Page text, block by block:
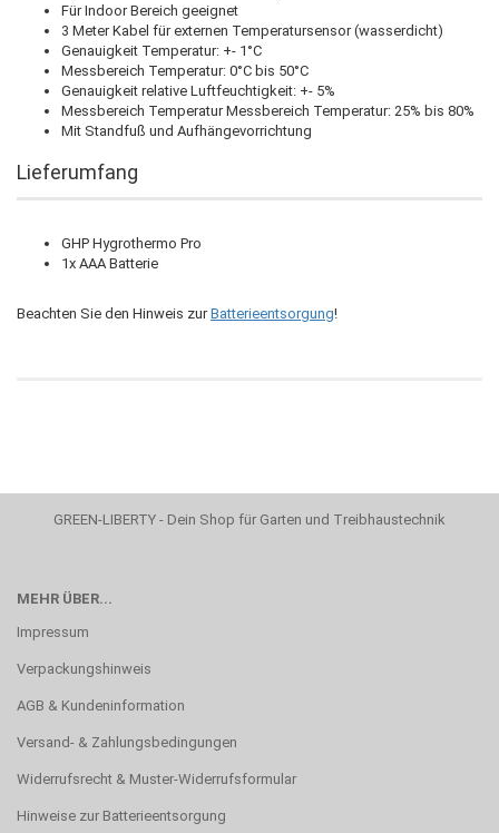
Für Indoor Bereich geeignet
3 Meter Kabel für externen Temperatursensor (wasserdicht)
Genauigkeit Temperatur: +- 1°C
Messbereich Temperatur: 0°C bis 50°C
Genauigkeit relative Luftfeuchtigkeit: +- 5%
Messbereich Temperatur Messbereich Temperatur: 25% bis 80%
Mit Standfuß und Aufhängevorrichtung
Lieferumfang
GHP Hygrothermo Pro
1x AAA Batterie
Beachten Sie den Hinweis zurBatterieentsorgung!
GREEN-LIBERTY - Dein Shop für Garten und Treibhaustechnik
MEHR ÜBER...
Impressum
Verpackungshinweis
AGB & Kundeninformation
Versand- & Zahlungsbedingungen
Widerrufsrecht & Muster-Widerrufsformular
Hinweise zur Batterieentsorgung